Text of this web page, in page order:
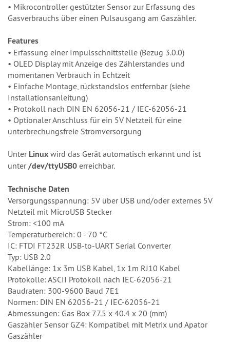
• Mikrocontroller gestützter Sensor zur Erfassung des
Gasverbrauchs über einen Pulsausgang am Gaszähler.
Features
• Erfassung einer Impulsschnittstelle (Bezug 3.0.0)
• OLED Display mit Anzeige des Zählerstandes und
momentanen Verbrauch in Echtzeit
• Einfache Montage, rückstandslos entfernbar (siehe
Installationsanleitung)
• Protokoll nach DIN EN 62056-21 / IEC-62056-21
• Optionaler Anschluss für ein 5V Netzteil für eine
unterbrechungsfreie Stromversorgung
Unter Linux wird das Gerät automatisch erkannt und ist
unter/dev/ttyUSB0 erreichbar.
Technische Daten
Versorgungsspannung: 5V über USB und/oder externes 5V
Netzteil mit MicroUSB Stecker
Strom: <100 mA
Temperaturbereich: 0 - 70 °C
IC: FTDI FT232R USB-to-UART Serial Converter
Typ: USB 2.0
Kabellänge: 1x 3m USB Kabel, 1x 1m RJ10 Kabel
Protokolle: ASCII Protokoll nach IEC-62056-21
Baudraten: 300-9600 Baud 7E1
Normen: DIN EN 62056-21 / IEC-62056-21
Abmessungen: Gas Box 77.5 x 40.4 x 20 (mm)
Gaszähler Sensor GZ4: Kompatibel mit Metrix und Apator
Gaszähler